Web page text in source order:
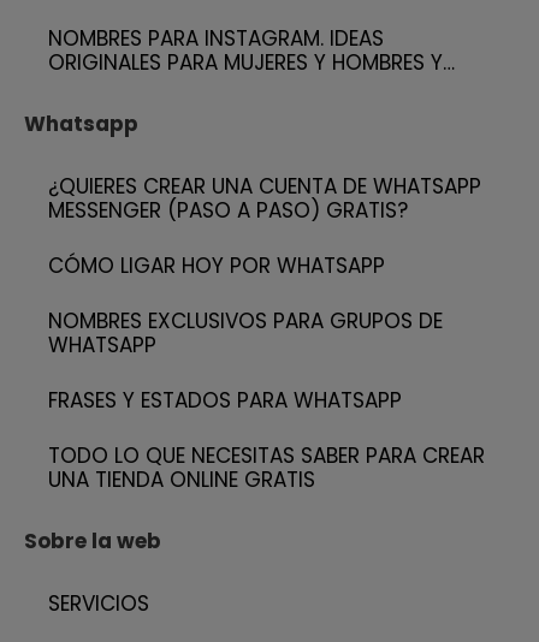
NOMBRES PARA INSTAGRAM. IDEAS
ORIGINALES PARA MUJERES Y HOMBRES Y…
Whatsapp
¿QUIERES CREAR UNA CUENTA DE WHATSAPP
MESSENGER (PASO A PASO) GRATIS?
CÓMO LIGAR HOY POR WHATSAPP
NOMBRES EXCLUSIVOS PARA GRUPOS DE
WHATSAPP
FRASES Y ESTADOS PARA WHATSAPP
TODO LO QUE NECESITAS SABER PARA CREAR
UNA TIENDA ONLINE GRATIS
Sobre la web
SERVICIOS